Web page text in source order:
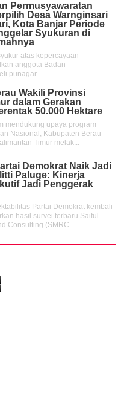
Permusyawaratan
Desa Warnginsari
Kota Banjar Periode
Syukuran di
atas kepercayaan
anggota Badan
punagar...
Wakili Provinsi
dalam Gerakan
50.000 Hektare
mendukung upaya program
Nasional, Kabupaten Berau
Timur melak...
Demokrat Naik Jadi
Paluge: Kinerja
Jadi Penggerak
Partai Demokrat kembali
hasil survei terbaru Saiful
Consulting (SMRC...